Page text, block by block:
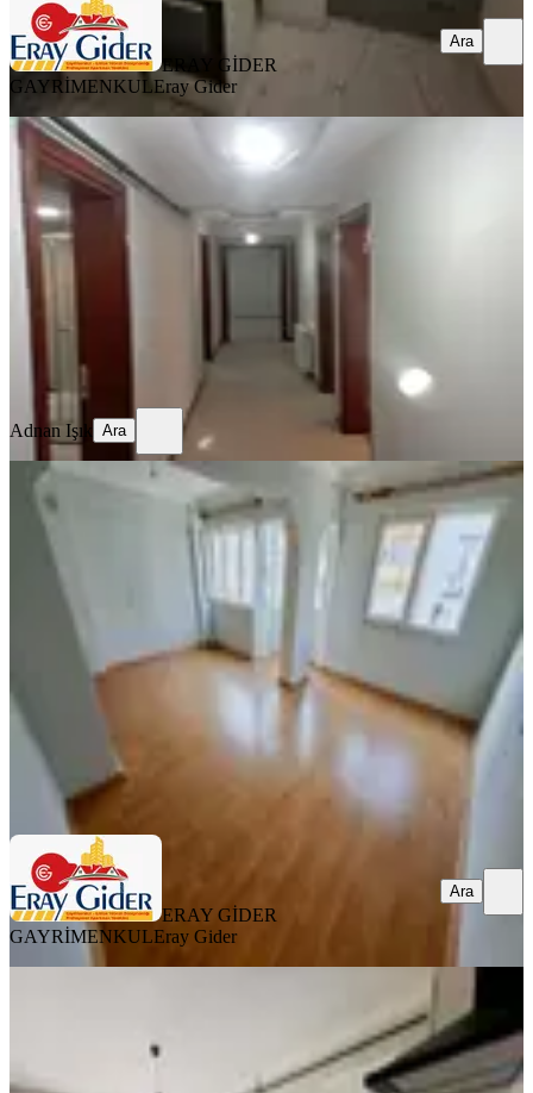
ERAY GİDER
GAYRİMENKULEray Gider
Ara
YENİ
Memurdan 3+1 Kiralık Daire
Efeler, Ata Mahallesi
125 m²·2. Kat 06.08.2026
Adnan Işık Ara
YENİ
Doğu Gazi Blv. 2+1 Doğalgazlı-
asansörlü Sıfır Bakımlı
95 m²·3. Kat 06.08.2026
23.500 ₺
ERAY GİDER GAYRİMENKULEray Gider
ERAY GİDER
GAYRİMENKULEray Gider
Ara
Büyükşehir Belediyesi Hemen Altı 1+1
Efeler, Güzelhisar Mahallesi